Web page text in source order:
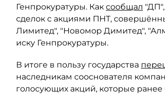
Генпрокуратуры. Как сообщал
сделок с акциями ПНТ,
Лимитед", "Новомор Димитед",
иску Генпрокуратуры.
В итоге в пользу государства
наследникам сооснователя
голосующих акций, которые